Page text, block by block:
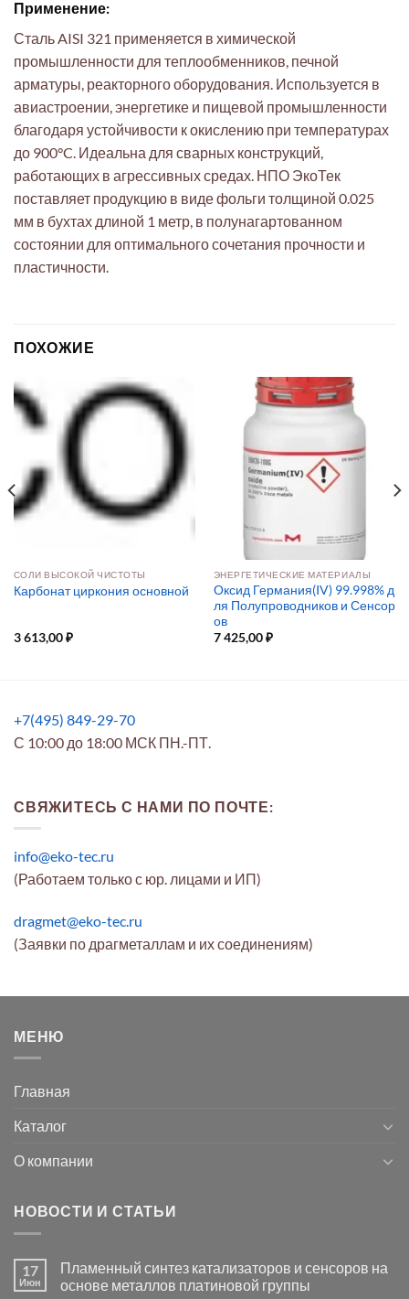
Применение:
Сталь AISI 321 применяется в химической
промышленности для теплообменников, печной
арматуры, реакторного оборудования. Используется в
авиастроении, энергетике и пищевой промышленности
благодаря устойчивости к окислению при температурах
до 900°C. Идеальна для сварных конструкций,
работающих в агрессивных средах. НПО ЭкоТек
поставляет продукцию в виде фольги толщиной 0.025
мм в бухтах длиной 1 метр, в полунагартованном
состоянии для оптимального сочетания прочности и
пластичности.
ПОХОЖИЕ
СОЛИ ВЫСОКОЙ ЧИСТОТЫ
Карбонат циркония основной
3 613,00₽
ЭНЕРГЕТИЧЕСКИЕ МАТЕРИАЛЫ
Оксид Германия(IV) 99.998% д
ля Полупроводников и Сенсор
ов
7 425,00₽
+7(495) 849-29-70
С 10:00 до 18:00 МСК ПН.-ПТ.
СВЯЖИТЕСЬ С НАМИ ПО ПОЧТЕ:
info@eko-tec.ru
(Работаем только с юр. лицами и ИП)
dragmet@eko-tec.ru
(Заявки по драгметаллам и их соединениям)
МЕНЮ
Главная
Каталог
О компании
НОВОСТИ И СТАТЬИ
17
Июн
Пламенный синтез катализаторов и сенсоров на
основе металлов платиновой группы